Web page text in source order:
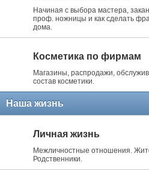
Начиная с выбора мастера,
проф. ножницы и как сделать
дома.
Косметика по фирмам
Магазины, распродажи,
состав косметики.
Наша жизнь
Личная жизнь
Межличностные отношения.
Родственники.